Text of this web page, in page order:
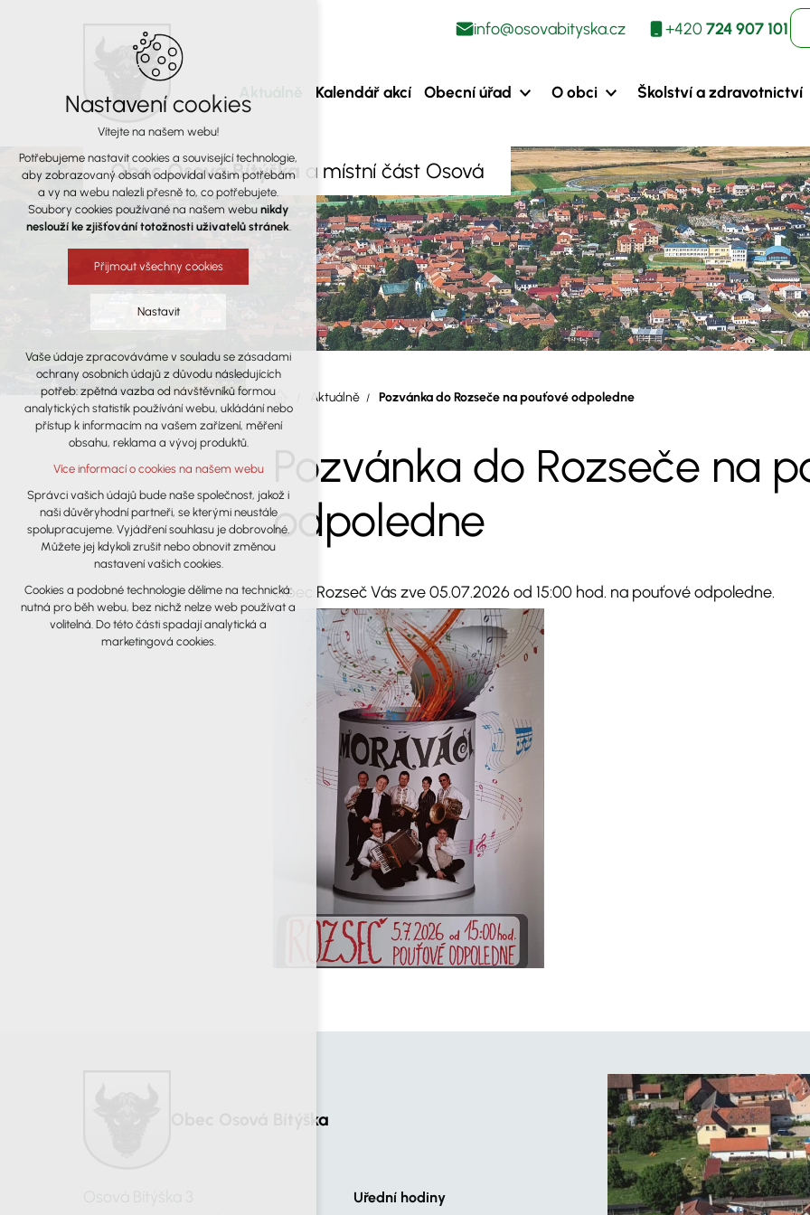
info@osovabityska.cz +420724 907 101
Kalendář akcí Obecní úřad O obci Školství a zdravotnictví
Obec Osová Bítýška a místní část Osová
Aktuálně Pozvánka do Rozseče na pouťové odpoledne
Pozvánka do Rozseče na
odpoledne
Obec Rozseč Vás zve 05.07.2026 od 15:00 hod. na pouťové odpoledne.
Obec Osová Bítýška
Uřední hodiny
Nastavení cookies
Vítejte na našem webu!
Potřebujeme nastavit cookies a související technologie,
aby zobrazovaný obsah odpovídal vašim potřebám
a vy na webu nalezli přesně to, co potřebujete.
Soubory cookies používané na našem webu nikdy
neslouží ke zjišťování totožnosti uživatelů stránek.
Přijmout všechny cookies
Nastavit
Technická cookies
nutná pro provozování webu
udržení kontextu stránek (session): případná
přihlášení, volby jazyka, apod.
analytická pro anonymizované
vyhodnocení návštěvnosti
marketingová cookies (Google)
Více informací o cookies na našem webu
Přijmout všechny cookies
Odmítnout vše
Vaše údaje zpracováváme v souladu se zásadami
ochrany osobních údajů z důvodu následujících
potřeb: zpětná vazba od návštěvníků formou
analytických statistik používání webu, ukládání nebo
přístup k informacím na vašem zařízení, měření
obsahu, reklama a vývoj produktů.
Více informací o cookies na našem webu
Správci vašich údajů bude naše společnost, jakož i
naši důvěryhodní partneři, se kterými neustále
spolupracujeme. Vyjádření souhlasu je dobrovolné.
Můžete jej kdykoli zrušit nebo obnovit změnou
nastavení vašich cookies.
Cookies a podobné technologie dělíme na technická:
nutná pro běh webu, bez nichž nelze web používat a
volitelná. Do této části spadají analytická a
marketingová cookies.